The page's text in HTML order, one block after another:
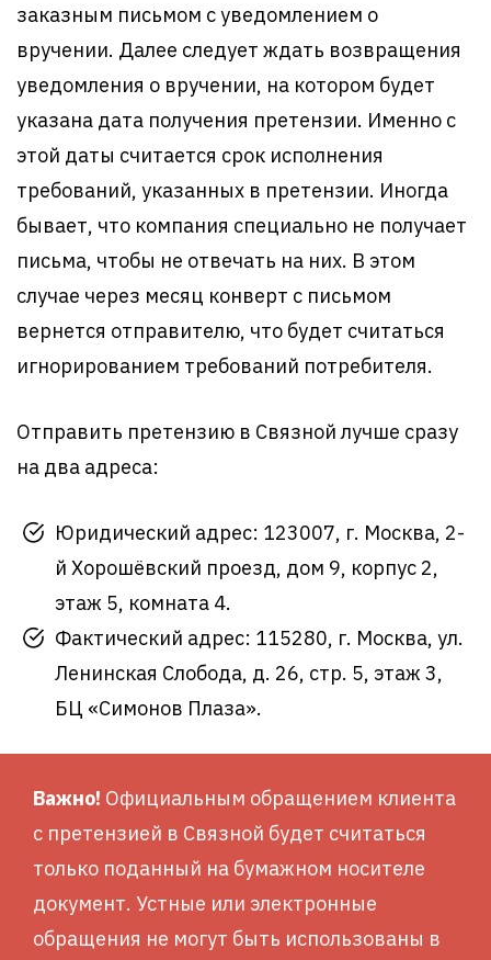
заказным письмом с уведомлением о
вручении. Далее следует ждать возвращения
уведомления о вручении, на котором будет
указана дата получения претензии. Именно с
этой даты считается срок исполнения
требований, указанных в претензии. Иногда
бывает, что компания специально не получает
письма, чтобы не отвечать на них. В этом
случае через месяц конверт с письмом
вернется отправителю, что будет считаться
игнорированием требований потребителя.
Отправить претензию в Связной лучше сразу
на два адреса:
Юридический адрес: 123007, г. Москва, 2-
й Хорошёвский проезд, дом 9, корпус 2,
этаж 5, комната 4.
Фактический адрес: 115280, г. Москва, ул.
Ленинская Слобода, д. 26, стр. 5, этаж 3,
БЦ «Симонов Плаза».
Важно! Официальным обращением клиента
с претензией в Связной будет считаться
только поданный на бумажном носителе
документ. Устные или электронные
обращения не могут быть использованы в